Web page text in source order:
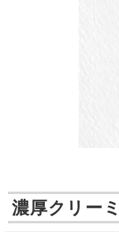
濃厚クリ